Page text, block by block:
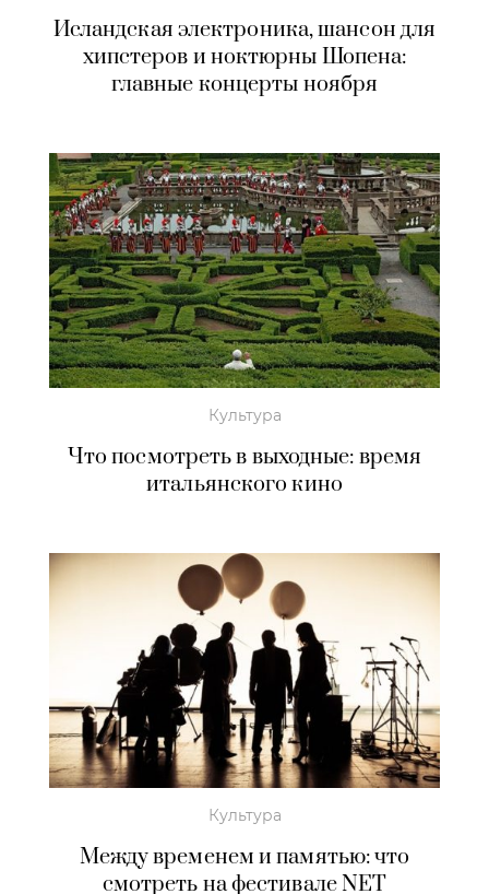
Исландская электроника, шансон для
хипстеров и ноктюрны Шопена:
главные концерты ноября
Культура
Что посмотреть в выходные: время
итальянского кино
Культура
Между временем и памятью: что
смотреть на фестивале NET